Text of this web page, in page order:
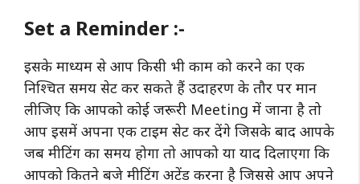
Set a Reminder :-
इसके माध्यम से आप किसी भी काम को करने का एक
निश्चित समय सेट कर सकते हैं उदाहरण के तौर पर मान
लीजिए कि आपको कोई जरूरी Meeting में जाना है तो
आप इसमें अपना एक टाइम सेट कर देंगे जिसके बाद आपके
जब मीटिंग का समय होगा तो आपको या याद दिलाएगा कि
आपको कितने बजे मीटिंग अटेंड करना है जिससे आप अपने